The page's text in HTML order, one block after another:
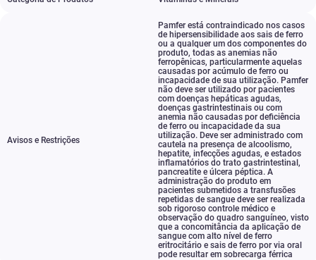
Avisos e Restrições
Pamfer está contraindicado nos casos
de hipersensibilidade aos sais de ferro
ou a qualquer um dos componentes do
produto, todas as anemias não
ferropênicas, particularmente aquelas
causadas por acúmulo de ferro ou
incapacidade de sua utilização. Pamfer
não deve ser utilizado por pacientes
com doenças hepáticas agudas,
doenças gastrintestinais ou com
anemia não causadas por deficiência
de ferro ou incapacidade da sua
utilização. Deve ser administrado com
cautela na presença de alcoolismo,
hepatite, infecções agudas, e estados
inflamatórios do trato gastrintestinal ,
pancreatite e úlcera péptica. A
administração do produto em
pacientes submetidos a transfusões
repetidas de sangue deve ser realizada
sob rigoroso controle médico e
observação do quadro sanguíneo, visto
que a concomitância da aplicação de
sangue com alto nível de ferro
eritrocitário e sais de ferro por via oral
pode resultar em sobrecarga férrica